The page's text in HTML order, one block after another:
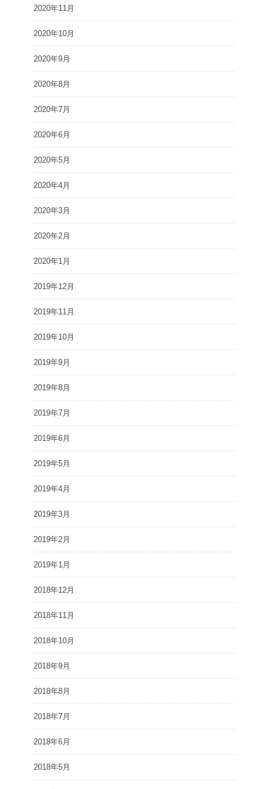
2020年11月
2020年10月
2020年9月
2020年8月
2020年7月
2020年6月
2020年5月
2020年4月
2020年3月
2020年2月
2020年1月
2019年12月
2019年11月
2019年10月
2019年9月
2019年8月
2019年7月
2019年6月
2019年5月
2019年4月
2019年3月
2019年2月
2019年1月
2018年12月
2018年11月
2018年10月
2018年9月
2018年8月
2018年7月
2018年6月
2018年5月